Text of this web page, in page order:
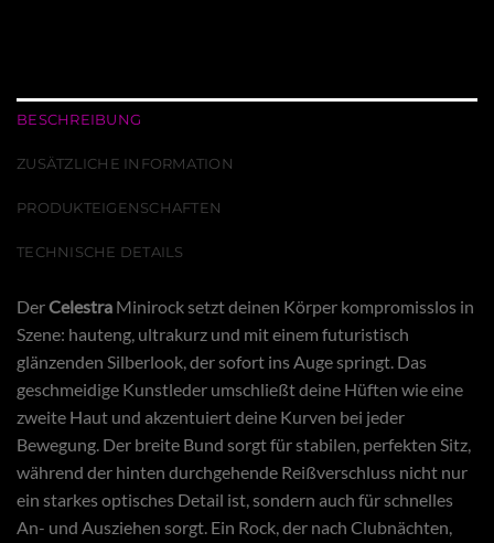
BESCHREIBUNG
ZUSÄTZLICHE INFORMATION
PRODUKTEIGENSCHAFTEN
TECHNISCHE DETAILS
DerCelestra Minirock setzt deinen Körper kompromisslos in
Szene: hauteng, ultrakurz und mit einem futuristisch
glänzenden Silberlook, der sofort ins Auge springt. Das
geschmeidige Kunstleder umschließt deine Hüften wie eine
zweite Haut und akzentuiert deine Kurven bei jeder
Bewegung. Der breite Bund sorgt für stabilen, perfekten Sitz,
während der hinten durchgehende Reißverschluss nicht nur
ein starkes optisches Detail ist, sondern auch für schnelles
An- und Ausziehen sorgt. Ein Rock, der nach Clubnächten,